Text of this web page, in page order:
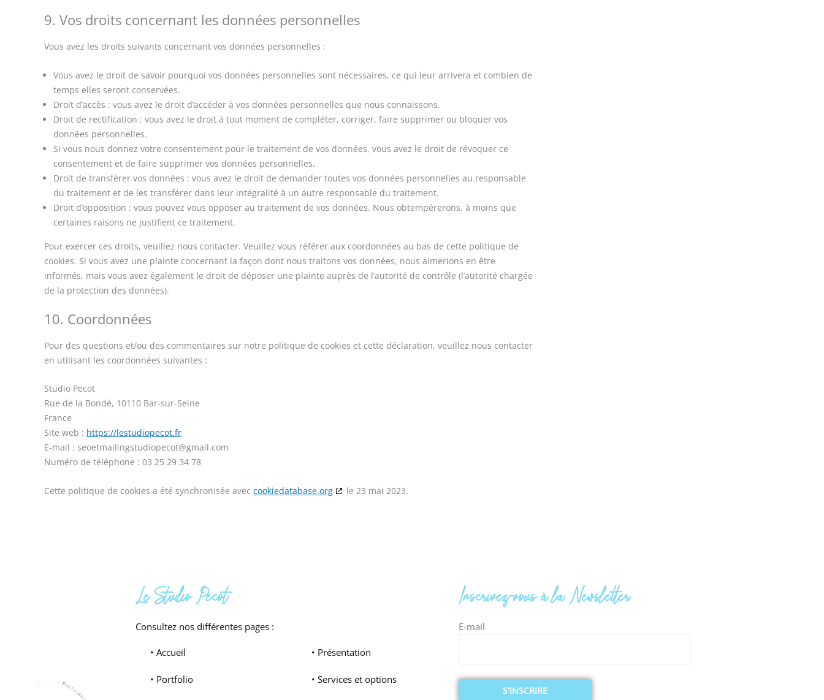
9. Vos droits concernant les données personnelles
Vous avez les droits suivants concernant vos données personnelles :
Vous avez le droit de savoir pourquoi vos données personnelles sont nécessaires, ce qui leur arrivera et combien de
temps elles seront conservées.
Droit d’accès : vous avez le droit d’accéder à vos données personnelles que nous connaissons.
Droit de rectification : vous avez le droit à tout moment de compléter, corriger, faire supprimer ou bloquer vos
données personnelles.
Si vous nous donnez votre consentement pour le traitement de vos données, vous avez le droit de révoquer ce
consentement et de faire supprimer vos données personnelles.
Droit de transférer vos données : vous avez le droit de demander toutes vos données personnelles au responsable
du traitement et de les transférer dans leur intégralité à un autre responsable du traitement.
Droit d’opposition : vous pouvez vous opposer au traitement de vos données. Nous obtempérerons, à moins que
certaines raisons ne justifient ce traitement.
Pour exercer ces droits, veuillez nous contacter. Veuillez vous référer aux coordonnées au bas de cette politique de
cookies. Si vous avez une plainte concernant la façon dont nous traitons vos données, nous aimerions en être
informés, mais vous avez également le droit de déposer une plainte auprès de l’autorité de contrôle (l’autorité chargée
de la protection des données).
10. Coordonnées
Pour des questions et/ou des commentaires sur notre politique de cookies et cette déclaration, veuillez nous contacter
en utilisant les coordonnées suivantes :
Studio Pecot
Rue de la Bondé, 10110 Bar-sur-Seine
France
Site web : https://lestudiopecot.fr
E-mail : seoetmailingstudiopecot@gmail.com
Numéro de téléphone : 03 25 29 34 78
Cette politique de cookies a été synchronisée avec cookiedatabase.org le 23 mai 2023.
Le Studio Pecot
Consultez nos différentes pages :
• Accueil • Présentation
• Portfolio • Services et options
Inscrivez-vous à la Newsletter
E-mail